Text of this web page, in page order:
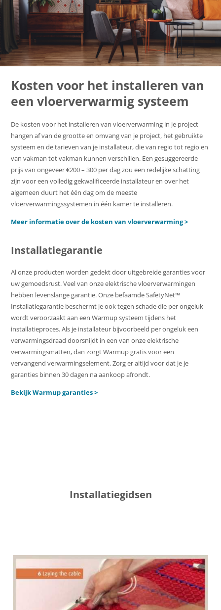
Kosten voor het installeren van
een vloerverwarmig systeem
De kosten voor het installeren van vloerverwarming in je project
hangen af van de grootte en omvang van je project, het gebruikte
systeem en de tarieven van je installateur, die van regio tot regio en
van vakman tot vakman kunnen verschillen. Een gesuggereerde
prijs van ongeveer €200 – 300 per dag zou een redelijke schatting
zijn voor een volledig gekwalificeerde installateur en over het
algemeen duurt het één dag om de meeste
vloerverwarmingssystemen in één kamer te installeren.
Meer informatie over de kosten van vloerverwarming >
Installatiegarantie
Al onze producten worden gedekt door uitgebreide garanties voor
uw gemoedsrust. Veel van onze elektrische vloerverwarmingen
hebben levenslange garantie. Onze befaamde SafetyNet™
Installatiegarantie beschermt je ook tegen schade die per ongeluk
wordt veroorzaakt aan een Warmup systeem tijdens het
installatieproces. Als je installateur bijvoorbeeld per ongeluk een
verwarmingsdraad doorsnijdt in een van onze elektrische
verwarmingsmatten, dan zorgt Warmup gratis voor een
vervangend verwarmingselement. Zorg er altijd voor dat je je
garanties binnen 30 dagen na aankoop afrondt.
Bekijk Warmup garanties >
Installatiegidsen